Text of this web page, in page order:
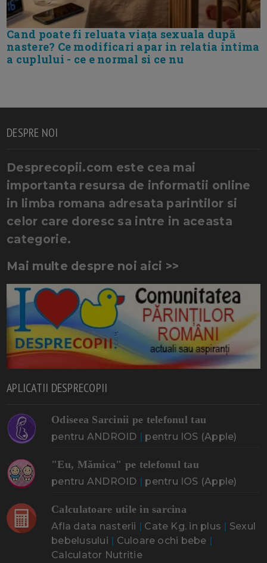
Cand poate fi reluata viața sexuala după
nastere? Ce modificari apar in relatia intima
a cuplului - ce e normal si ce nu
DESPRE NOI
Desprecopii.com este cea mai
importanta resursa de informatii online
in limba romana adresata parintilor si
celor care doresc sa intre in aceasta
categorie.
Mai multe despre noi aici >>
APLICATII DESPRECOPII
Odiseea Sarcinii pe telefonul tau
pentru ANDROID | pentru IOS (Apple)
"Eu, Mămica" pe telefonul tau
pentru ANDROID | pentru IOS (Apple)
Calculatoare utile in sarcina
Afla data nasterii | Cate Kg. in plus | Sexul
bebelusului | Culoare ochi bebe |
Calculator Nutritie